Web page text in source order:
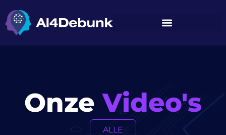
inhoud
OnzeVideo's
ALLE